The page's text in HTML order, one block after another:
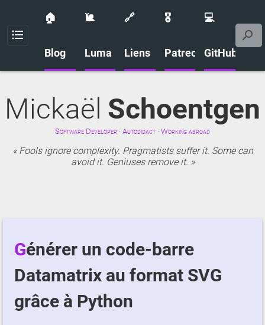
Menu
🏠
Blog
🐌
Luma
🔗
Liens
🎖️
Patreon
💻
GitHub
Mickaël Schoentgen
Software Developer · Autodidact · Working abroad
Fools ignore complexity. Pragmatists suffer it. Some can
avoid it. Geniuses remove it.
Générer un code-barre
Datamatrix au format SVG
grâce à Python